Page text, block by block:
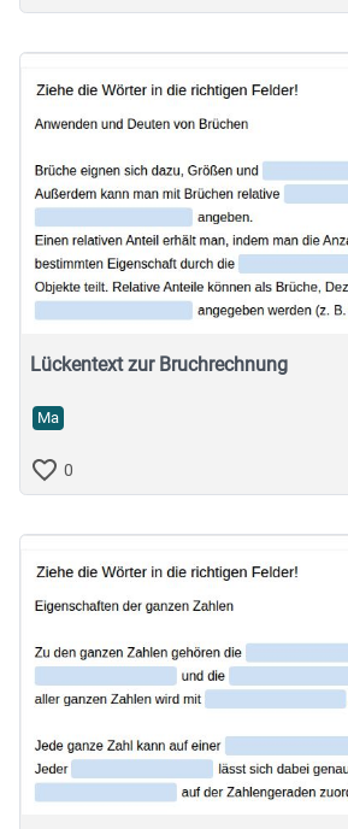
Featured Apps
Lückentext zur Bruchrechnung
Ma
0